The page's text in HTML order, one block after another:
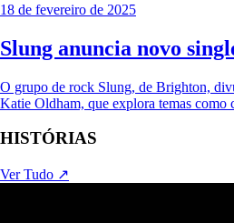
18 de fevereiro de 2025
Slung anuncia novo
O grupo de rock Slung, de Brighton,
Katie Oldham, que explora temas
HISTÓRIAS
Ver Tudo ↗